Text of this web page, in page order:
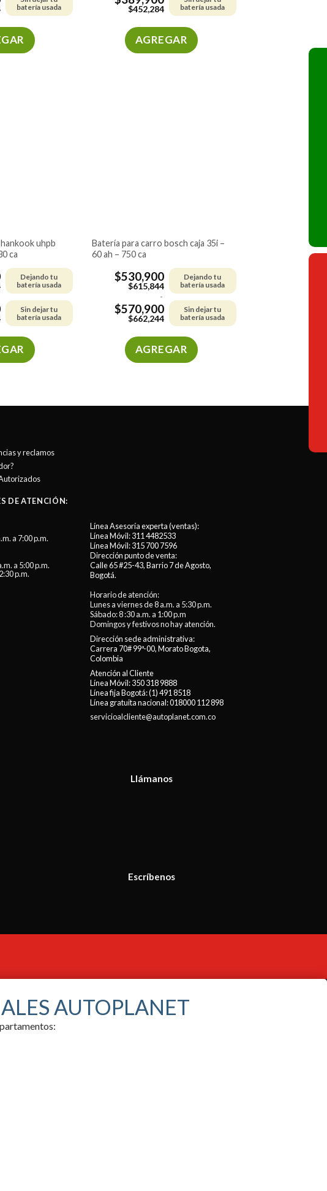
batería usada
$452,284
batería usada
AGREGAR
de
ca
Dejando tu
batería usada
Sin dejar tu
batería usada
batería para carro bosch caja 35i –
60 ah – 750 ca
$530,900
$615,844
Dejando tu
batería usada
-
$570,900
$662,244
Sin dejar tu
batería usada
AGREGAR
la
página
de
producto
y reclamos
DE ATENCIÓN:
a 7:00 p.m.
a 5:00 p.m.
p.m.
Línea Asesoría experta (ventas):
Línea Móvil:311 4482533
Línea Móvil:315 700 7596
Dirección punto de venta:
Calle 65 #25-43, Barrio 7 de Agosto,
Bogotá.
Horario de atención:
Lunes a viernes de 8 a.m. a 5:30 p.m.
Sábado: 8 :30 a.m. a 1:00 p.m
Domingos y festivos no hay atención.
Dirección sede administrativa:
Carrera 70# 99ª-00, Morato Bogota,
Colombia
Atención al Cliente
Línea Móvil:350 318 9888
Línea fija Bogotá:(1) 491 8518
Línea gratuita nacional:018000 112 898
servicioalcliente@autoplanet.com.co
Llámanos
Escríbenos
AUTOPLANET